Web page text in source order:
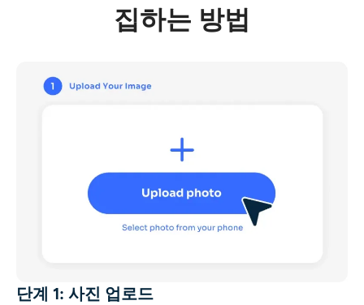
집하는 방법
단계 1: 사진 업로드